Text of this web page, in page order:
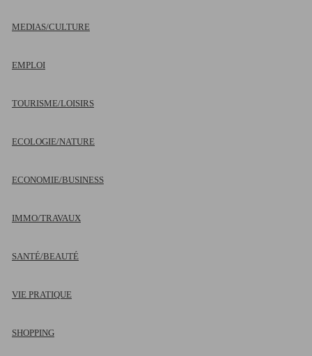
MEDIAS/CULTURE
EMPLOI
TOURISME/LOISIRS
ECOLOGIE/NATURE
ECONOMIE/BUSINESS
IMMO/TRAVAUX
SANTÉ/BEAUTÉ
VIE PRATIQUE
SHOPPING